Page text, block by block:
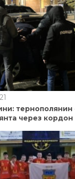
тернополянин
через кордон